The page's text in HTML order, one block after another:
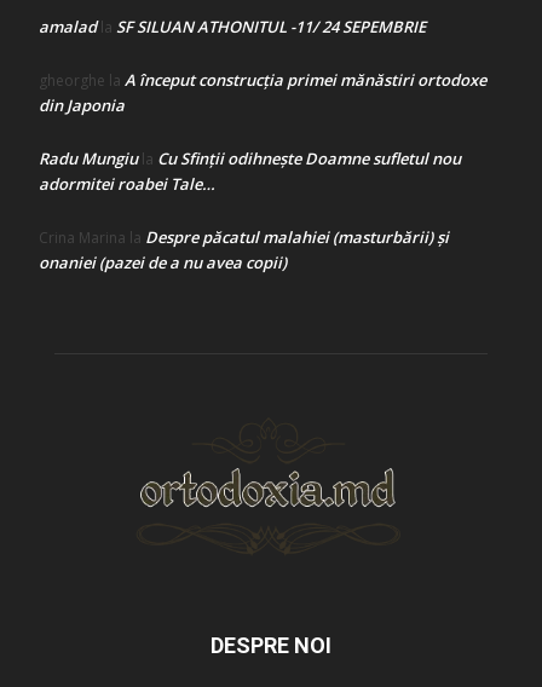
amaladla SF SILUAN ATHONITUL -11/ 24 SEPEMBRIE
gheorghe la A început construcţia primei mănăstiri ortodoxe
din Japonia
Radu Mungiula Cu Sfinții odihnește Doamne sufletul nou
adormitei roabei Tale…
Crina Marina la Despre păcatul malahiei (masturbării) şi
onaniei (pazei de a nu avea copii)
DESPRE NOI